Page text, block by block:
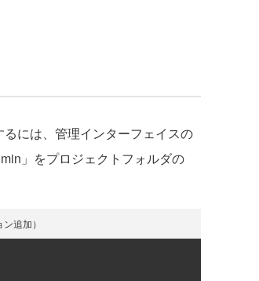
には、管理インターフェイスの
」をプロジェクトフォルダの
追加）